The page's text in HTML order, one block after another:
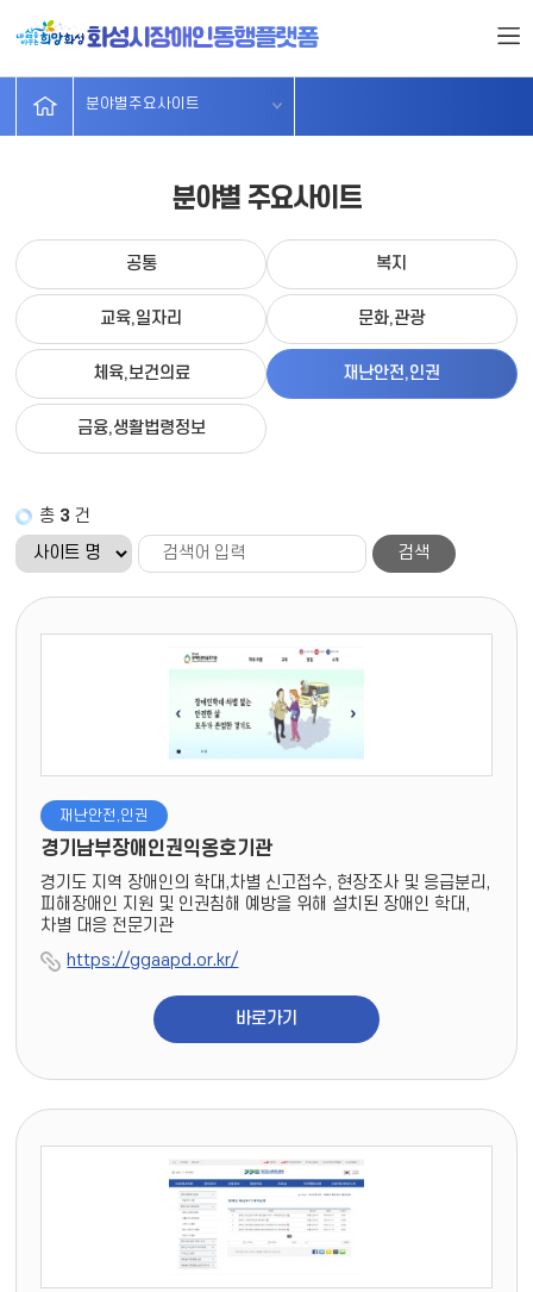
분야별주요
정보마당
소개
분야별주요사이트
분야별 주요사이트
공통 복지
교육,일자리 문화,관광
체육,보건의료 재난안전,인권
금융,생활법령정보
총 3 건
검색
재난안전,인권
경기남부장애인권익옹호기관
경기도 지역 장애인의 학대,차별 신고접수, 현장조사 및 응급분리,
피해장애인 지원 및 인권침해 예방을 위해 설치된 장애인 학대,
차별 대응 전문기관
https://ggaapd.or.kr/
바로가기